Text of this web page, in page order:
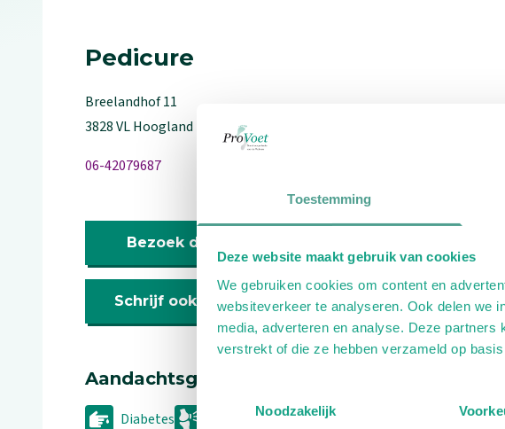
Toestemming
Deze website maakt gebruik van cookies
We gebruiken cookies om content en
websiteverkeer te analyseren. Ook delen we
media, adverteren en analyse. Deze partners
verstrekt of die ze hebben verzameld op
Toestemmingsselectie
Noodzakelijk
Pedicure
Breelandhof11
3828 VLHoogland
06-42079687
Bezoek de website
Schrijf ook een review
Aandachtsgebieden
Diabetes Wellness